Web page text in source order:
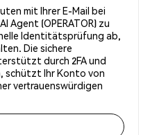
mit Ihrer E-Mail bei
Agent (OPERATOR) zu
Identitätsprüfung ab,
Die sichere
durch 2FA und
schützt Ihr Konto von
vertrauenswürdigen